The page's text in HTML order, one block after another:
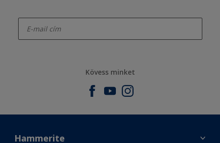
Kövess minket
Hammerite